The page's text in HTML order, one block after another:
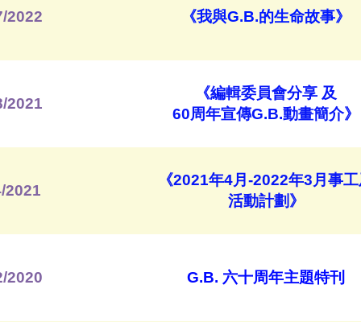
2022 《我與G.B.的生命故事》
2021
《編輯委員會分享 及
60周年宣傳G.B.動畫簡介》
2021
《2021年4月-2022年3月事
活動計劃》
2020 G.B. 六十周年主題特刊